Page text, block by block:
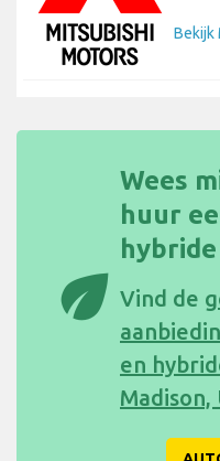
Bekijk
eco
Wees
huur
Vind de
en